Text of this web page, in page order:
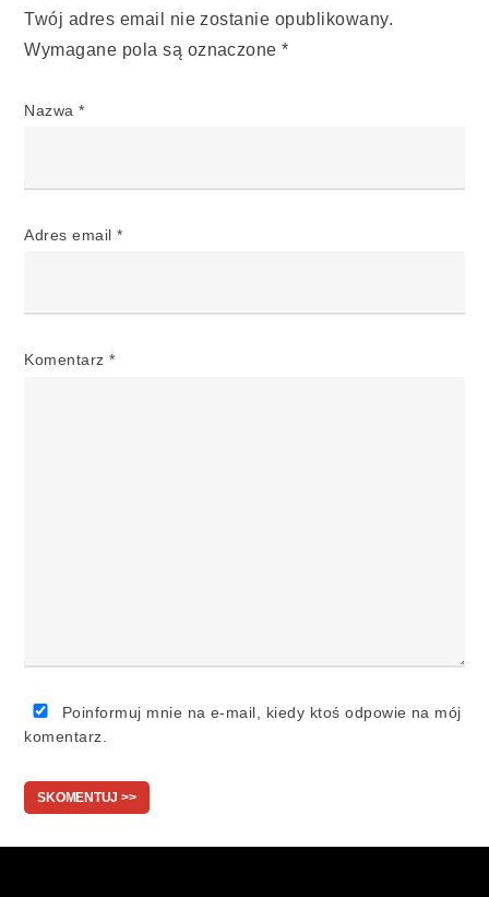
Twój adres email nie zostanie opublikowany.
Wymagane pola są oznaczone*
Nazwa*
Adres email*
Komentarz*
Poinformuj mnie na e-mail, kiedy ktoś odpowie na mój
komentarz.